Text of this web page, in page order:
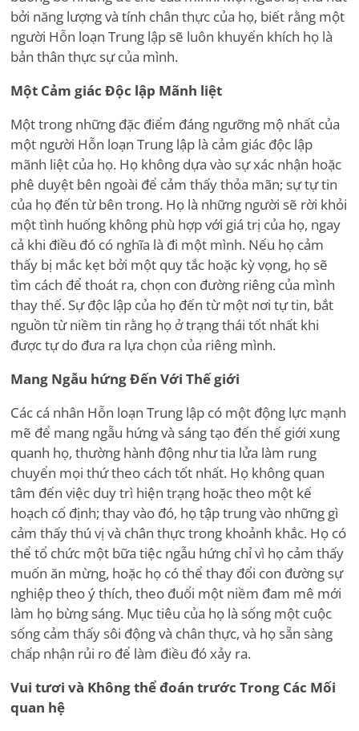
bởi năng lượng và tính chân thực của họ, biết rằng một
người Hỗn loạn Trung lập sẽ luôn khuyến khích họ là
bản thân thực sự của mình.
Một Cảm giác Độc lập Mãnh liệt
Một trong những đặc điểm đáng ngưỡng mộ nhất của
một người Hỗn loạn Trung lập là cảm giác độc lập
mãnh liệt của họ. Họ không dựa vào sự xác nhận hoặc
phê duyệt bên ngoài để cảm thấy thỏa mãn; sự tự tin
của họ đến từ bên trong. Họ là những người sẽ rời khỏi
một tình huống không phù hợp với giá trị của họ, ngay
cả khi điều đó có nghĩa là đi một mình. Nếu họ cảm
thấy bị mắc kẹt bởi một quy tắc hoặc kỳ vọng, họ sẽ
tìm cách để thoát ra, chọn con đường riêng của mình
thay thế. Sự độc lập của họ đến từ một nơi tự tin, bắt
nguồn từ niềm tin rằng họ ở trạng thái tốt nhất khi
được tự do đưa ra lựa chọn của riêng mình.
Mang Ngẫu hứng Đến Với Thế giới
Các cá nhân Hỗn loạn Trung lập có một động lực mạnh
mẽ để mang ngẫu hứng và sáng tạo đến thế giới xung
quanh họ, thường hành động như tia lửa làm rung
chuyển mọi thứ theo cách tốt nhất. Họ không quan
tâm đến việc duy trì hiện trạng hoặc theo một kế
hoạch cố định; thay vào đó, họ tập trung vào những gì
cảm thấy thú vị và chân thực trong khoảnh khắc. Họ có
thể tổ chức một bữa tiệc ngẫu hứng chỉ vì họ cảm thấy
muốn ăn mừng, hoặc họ có thể thay đổi con đường sự
nghiệp theo ý thích, theo đuổi một niềm đam mê mới
làm họ bừng sáng. Mục tiêu của họ là sống một cuộc
sống cảm thấy sôi động và chân thực, và họ sẵn sàng
chấp nhận rủi ro để làm điều đó xảy ra.
Vui tươi và Không thể đoán trước Trong Các Mối
quan hệ